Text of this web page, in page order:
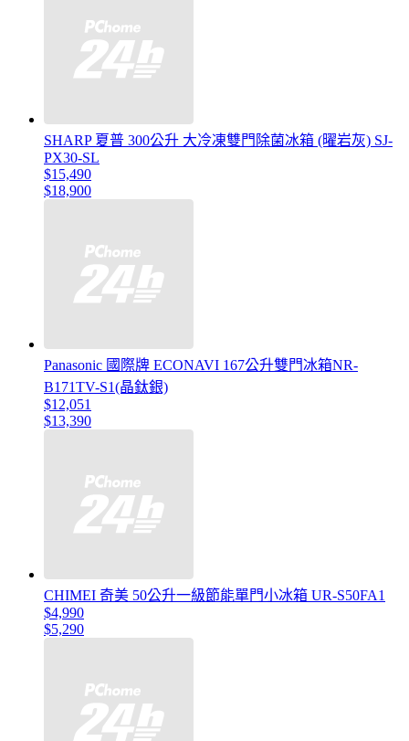
SHARP 夏普 300公升 大冷凍雙門除菌冰箱 (曜岩灰) SJ-
PX30-SL
$15,490
$18,900
Panasonic 國際牌 ECONAVI 167公升雙門冰箱NR-
B171TV-S1(晶鈦銀)
$12,051
$13,390
CHIMEI 奇美 50公升一級節能單門小冰箱 UR-S50FA1
$4,990
$5,290